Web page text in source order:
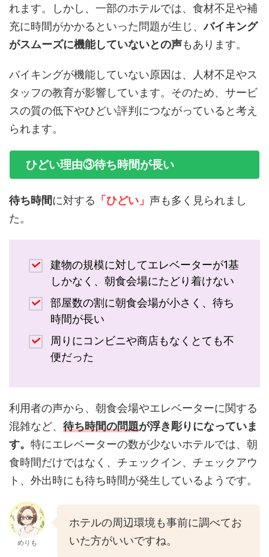
れます。しかし、一部のホテルでは、食材不足や補
充に時間がかかるといった問題が生じ、バイキング
がスムーズに機能していないとの声もあります。
バイキングが機能していない原因は、人材不足やス
タッフの教育が影響しています。そのため、サービ
スの質の低下やひどい評判につながっていると考え
られます。
ひどい理由③待ち時間が長い
待ち時間に対する 「ひどい」 声も多く見られまし
た。
建物の規模に対してエレベーターが1基
しかなく、朝食会場にたどり着けない
部屋数の割に朝食会場が小さく、待ち
時間が長い
周りにコンビニや商店もなくとても不
便だった
利用者の声から、朝食会場やエレベーターに関する
混雑など、 待ち時間の問題が浮き彫りになっていま
す。 特にエレベーターの数が少ないホテルでは、朝
食時間だけではなく、チェックイン、チェックアウ
ト、外出時にも待ち時間が発生しているようです。
めりも
ホテルの周辺環境も事前に調べてお
いた方がいいですね。